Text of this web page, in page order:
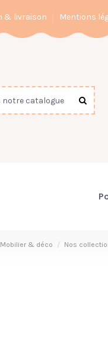
& livraison Mentions
Mobilier & déco Nos